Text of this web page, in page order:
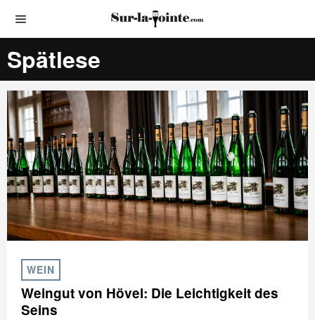
Spätlese
WEIN
Weingut von Hövel: Die Leichtigkeit des
Seins